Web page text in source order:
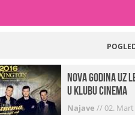
Nova godina uz
u klubu Cinema
Najave //02. Mart